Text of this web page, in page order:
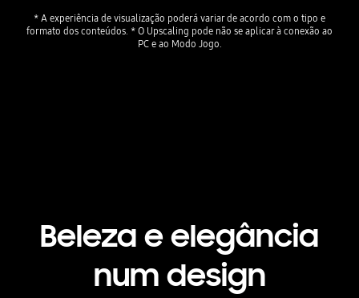
* A experiência de visualização poderá variar de acordo com o tipo e
formato dos conteúdos. * O Upscaling pode não se aplicar à conexão ao
PC e ao Modo Jogo.
Beleza e elegância
num design